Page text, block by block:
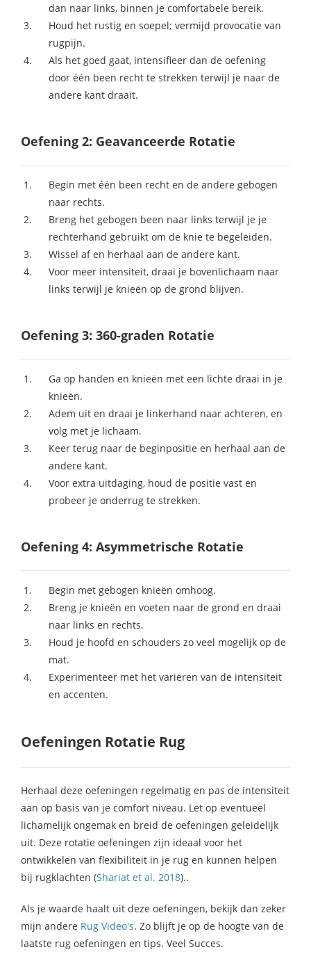
dan naar links, binnen je comfortabele bereik.
Houd het rustig en soepel; vermijd provocatie van
rugpijn.
Als het goed gaat, intensifieer dan de oefening
door één been recht te strekken terwijl je naar de
andere kant draait.
Oefening 2: Geavanceerde Rotatie
Begin met één been recht en de andere gebogen
naar rechts.
Breng het gebogen been naar links terwijl je je
rechterhand gebruikt om de knie te begeleiden.
Wissel af en herhaal aan de andere kant.
Voor meer intensiteit, draai je bovenlichaam naar
links terwijl je knieën op de grond blijven.
Oefening 3: 360-graden Rotatie
Ga op handen en knieën met een lichte draai in je
knieën.
Adem uit en draai je linkerhand naar achteren, en
volg met je lichaam.
Keer terug naar de beginpositie en herhaal aan de
andere kant.
Voor extra uitdaging, houd de positie vast en
probeer je onderrug te strekken.
Oefening 4: Asymmetrische Rotatie
Begin met gebogen knieën omhoog.
Breng je knieën en voeten naar de grond en draai
naar links en rechts.
Houd je hoofd en schouders zo veel mogelijk op de
mat.
Experimenteer met het variëren van de intensiteit
en accenten.
Oefeningen Rotatie Rug
Herhaal deze oefeningen regelmatig en pas de intensiteit
aan op basis van je comfort niveau. Let op eventueel
lichamelijk ongemak en breid de oefeningen geleidelijk
uit. Deze rotatie oefeningen zijn ideaal voor het
ontwikkelen van flexibiliteit in je rug en kunnen helpen
bij rugklachten (Shariat et al. 2018)..
Als je waarde haalt uit deze oefeningen, bekijk dan zeker
mijn andere Rug Video's. Zo blijft je op de hoogte van de
laatste rug oefeningen en tips. Veel Succes.